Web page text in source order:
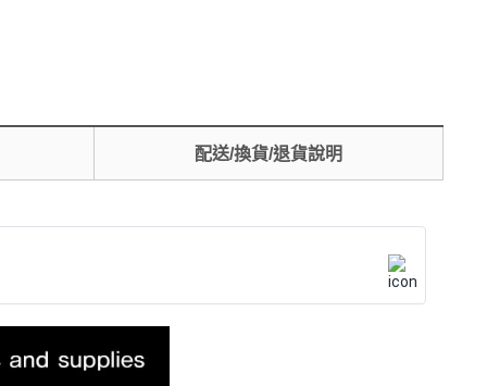
配送/換貨/退貨說明